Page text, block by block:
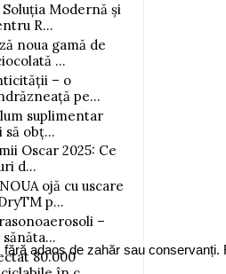
adaos de zahăr sau
Modernă și
R...
noua gamă de
...
– o
pe...
suplimentar
să obț...
Oscar 2025: Ce
d...
ojă cu uscare
p...
–
80.000